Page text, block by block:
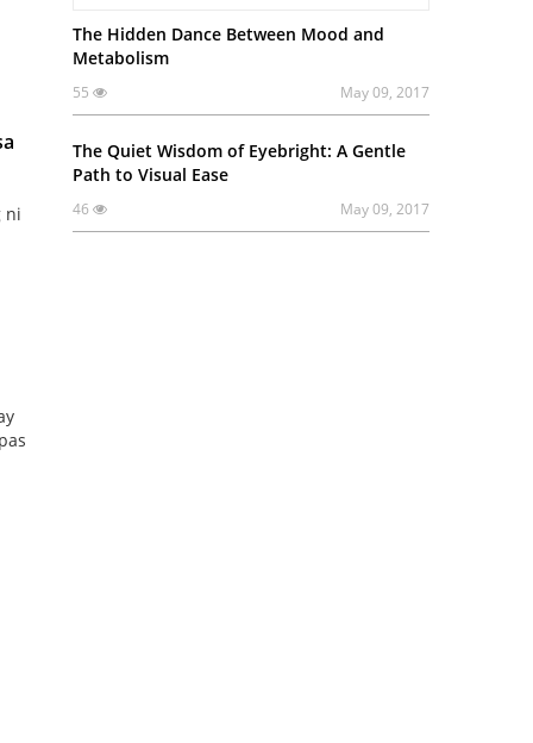
ni
The Hidden Dance Between Mood and
Metabolism
55 May 09, 2017
The Quiet Wisdom of Eyebright: A Gentle
Path to Visual Ease
46 May 09, 2017